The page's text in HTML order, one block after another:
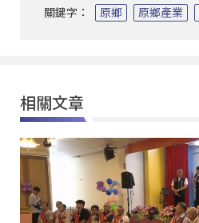
關鍵字： 原鄉 原鄉產業
相關文章